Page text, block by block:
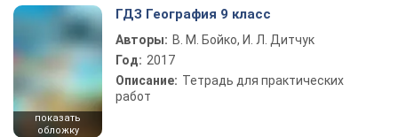
показать
обложку
ГДЗ География 9 класс
Авторы: В. М. Бойко, И. Л. Дитчук
Год: 2017
Описание: Тетрадь для практических
работ